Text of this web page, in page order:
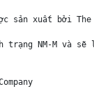
sản xuất bởi
NM-M và